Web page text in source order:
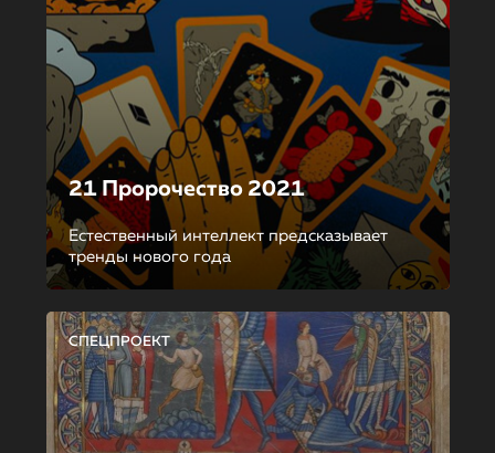
21 Пророчество 2021
Естественный интеллект предсказывает
тренды нового года
СПЕЦПРОЕКТ